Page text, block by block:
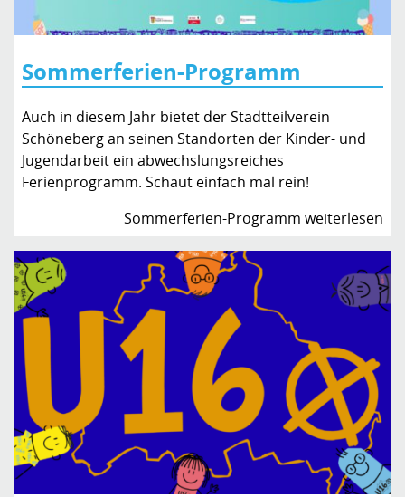
Sommerferien-Programm
Auch in diesem Jahr bietet der Stadtteilverein
Schöneberg an seinen Standorten der Kinder- und
Jugendarbeit ein abwechslungsreiches
Ferienprogramm. Schaut einfach mal rein!
Sommerferien-Programm weiterlesen